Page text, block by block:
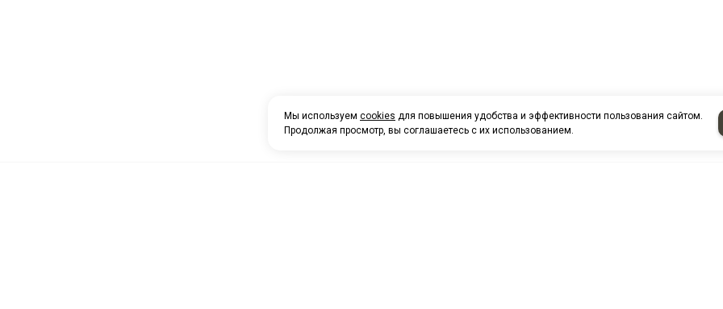
Мы используем cookies для повышения удобства и эффективности пользования сайтом.
Продолжая просмотр, вы соглашаетесь с их использованием.